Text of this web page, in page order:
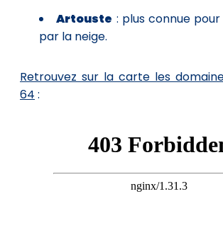
Artouste : plus connue
par la neige.
Retrouvez sur la carte les
64 :